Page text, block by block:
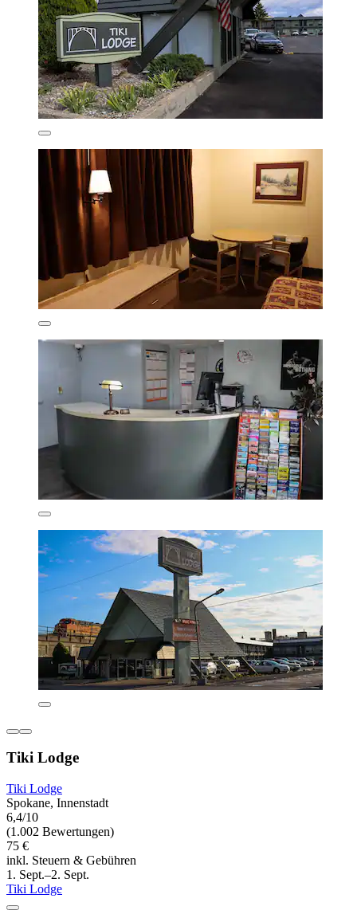
Tiki Lodge
Tiki Lodge
Spokane, Innenstadt
6,4/10
(1.002 Bewertungen)
75 €
inkl. Steuern & Gebühren
1. Sept.–2. Sept.
Tiki Lodge